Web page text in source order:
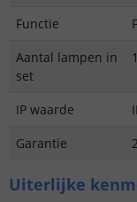
Functie
Aantal lampen in
set
1
IP waarde
Garantie
Uiterlijke